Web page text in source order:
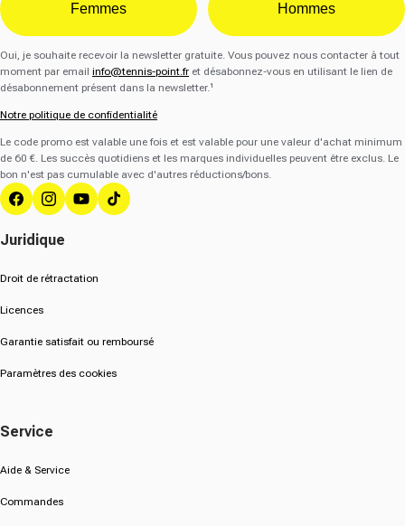
Femmes Hommes
Oui, je souhaite recevoir la newsletter gratuite. Vous pouvez nous contacter à tout
moment par email info@tennis-point.fr et désabonnez-vous en utilisant le lien de
désabonnement présent dans la newsletter.¹
Notre politique de confidentialité
Le code promo est valable une fois et est valable pour une valeur d'achat minimum
de 60 €. Les succès quotidiens et les marques individuelles peuvent être exclus. Le
bon n'est pas cumulable avec d'autres réductions/bons.
FacebookInstagram
YouTubeTik Tok
Juridique
Droit de rétractation
Licences
Garantie satisfait ou remboursé
Paramètres des cookies
Service
Aide & Service
Commandes